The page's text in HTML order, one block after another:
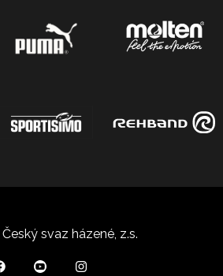
svaz házené, z.s.